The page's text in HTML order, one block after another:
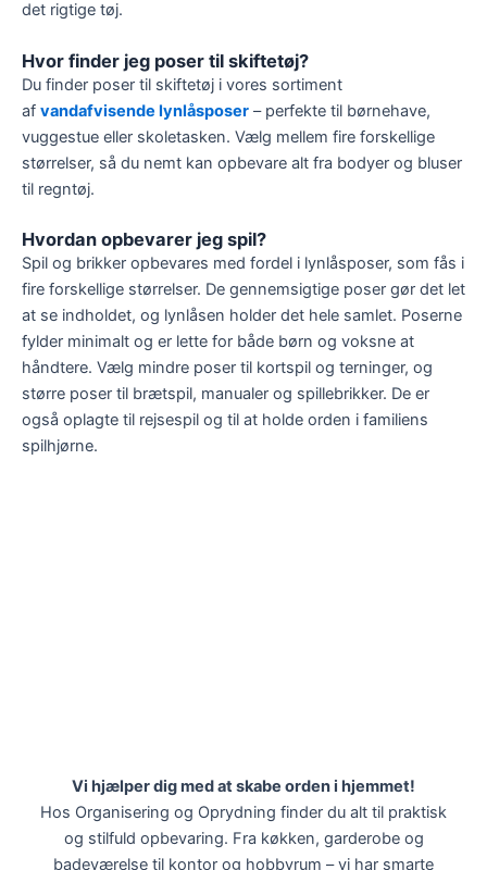
det rigtige tøj.
Hvor finder jeg poser til skiftetøj?
Du finder poser til skiftetøj i vores sortiment
af vandafvisende lynlåsposer – perfekte til børnehave,
vuggestue eller skoletasken. Vælg mellem fire forskellige
størrelser, så du nemt kan opbevare alt fra bodyer og bluser
til regntøj.
Hvordan opbevarer jeg spil?
Spil og brikker opbevares med fordel i lynlåsposer, som fås i
fire forskellige størrelser. De gennemsigtige poser gør det let
at se indholdet, og lynlåsen holder det hele samlet. Poserne
fylder minimalt og er lette for både børn og voksne at
håndtere. Vælg mindre poser til kortspil og terninger, og
større poser til brætspil, manualer og spillebrikker. De er
også oplagte til rejsespil og til at holde orden i familiens
spilhjørne.
Vi hjælper dig med at skabe orden i hjemmet!
Hos Organisering og Oprydning finder du alt til praktisk
og stilfuld opbevaring. Fra køkken, garderobe og
badeværelse til kontor og hobbyrum – vi har smarte